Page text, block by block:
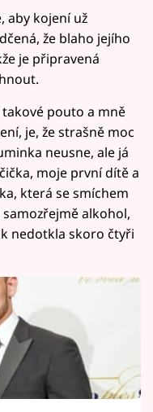
aby kojení už
že blaho jejího
je připravená
takové pouto a mně
je, že strašně moc
neusne, ale já
moje první dítě a
která se smíchem
alkohol,
nedotkla skoro čtyři